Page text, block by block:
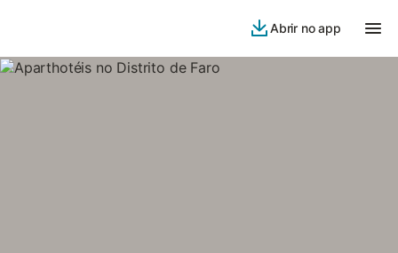
Abrir no app